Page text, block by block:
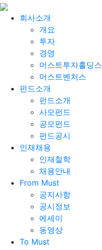
회사소개
개요
투자
경영
머스트투자홀딩스
머스트벤처스
펀드소개
펀드소개
사모펀드
공모펀드
펀드공시
인재채용
인재철학
채용안내
From Must
공지사항
공시정보
에세이
동영상
To Must